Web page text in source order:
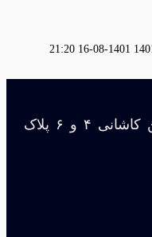
1401-08-16 21:20
نشانی مشهد، خیابان کاشانی، بین کاشانی ۴ و ۶ پلاک